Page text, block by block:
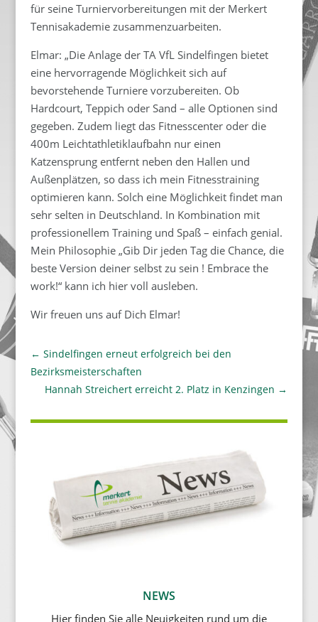
für seine Turniervorbereitungen mit der Merkert
Tennisakademie zusammenzuarbeiten.
Elmar: „Die Anlage der TA VfL Sindelfingen bietet
eine hervorragende Möglichkeit sich auf
bevorstehende Turniere vorzubereiten. Ob
Hardcourt, Teppich oder Sand – alle Optionen sind
gegeben. Zudem liegt das Fitnesscenter oder die
400m Leichtathletiklaufbahn nur einen
Katzensprung entfernt neben den Hallen und
Außenplätzen, so dass ich mein Fitnesstraining
optimieren kann. Solch eine Möglichkeit findet man
sehr selten in Deutschland. In Kombination mit
professionellem Training und Spaß – einfach genial.
Mein Philosophie „Gib Dir jeden Tag die Chance, die
beste Version deiner selbst zu sein ! Embrace the
work!“ kann ich hier voll ausleben.
Wir freuen uns auf Dich Elmar!
← Sindelfingen erneut erfolgreich bei den
Bezirksmeisterschaften
Hannah Streichert erreicht 2. Platz in Kenzingen →
NEWS
Hier finden Sie alle Neuigkeiten rund um die